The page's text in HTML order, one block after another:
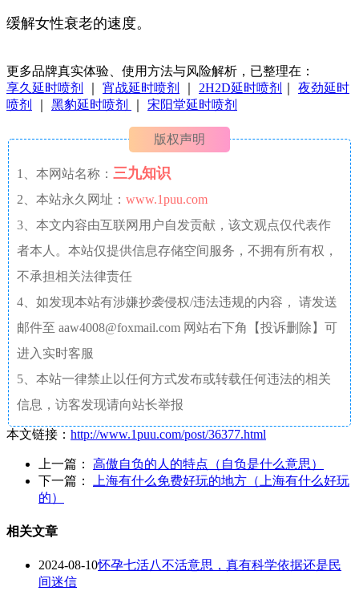
缓解女性衰老的速度。
更多品牌真实体验、使用方法与风险解析，已整理在：
享久延时喷剂
宵战延时喷剂 2H2D延时喷剂
夜劲延时
喷剂
黑豹延时喷剂 宋阳堂延时喷剂
版权声明
1、本网站名称： 三九知识
2、本站永久网址： www.1puu.com
3、本文内容由互联网用户自发贡献，该文观点仅代表作
者本人。本站仅提供信息存储空间服务，不拥有所有权，
不承担相关法律责任
4、如发现本站有涉嫌抄袭侵权/违法违规的内容， 请发送
邮件至 aaw4008@foxmail.com 网站右下角【投诉删除】可
进入实时客服
5、本站一律禁止以任何方式发布或转载任何违法的相关
信息，访客发现请向站长举报
本文链接： http://www.1puu.com/post/36377.html
上一篇： 高傲自负的人的特点（自负是什么意思）
下一篇：
上海有什么免费好玩的地方（上海有什么好玩
的）
相关文章
2024-08-10怀孕七活八不活意思，真有科学依据还是民
间迷信